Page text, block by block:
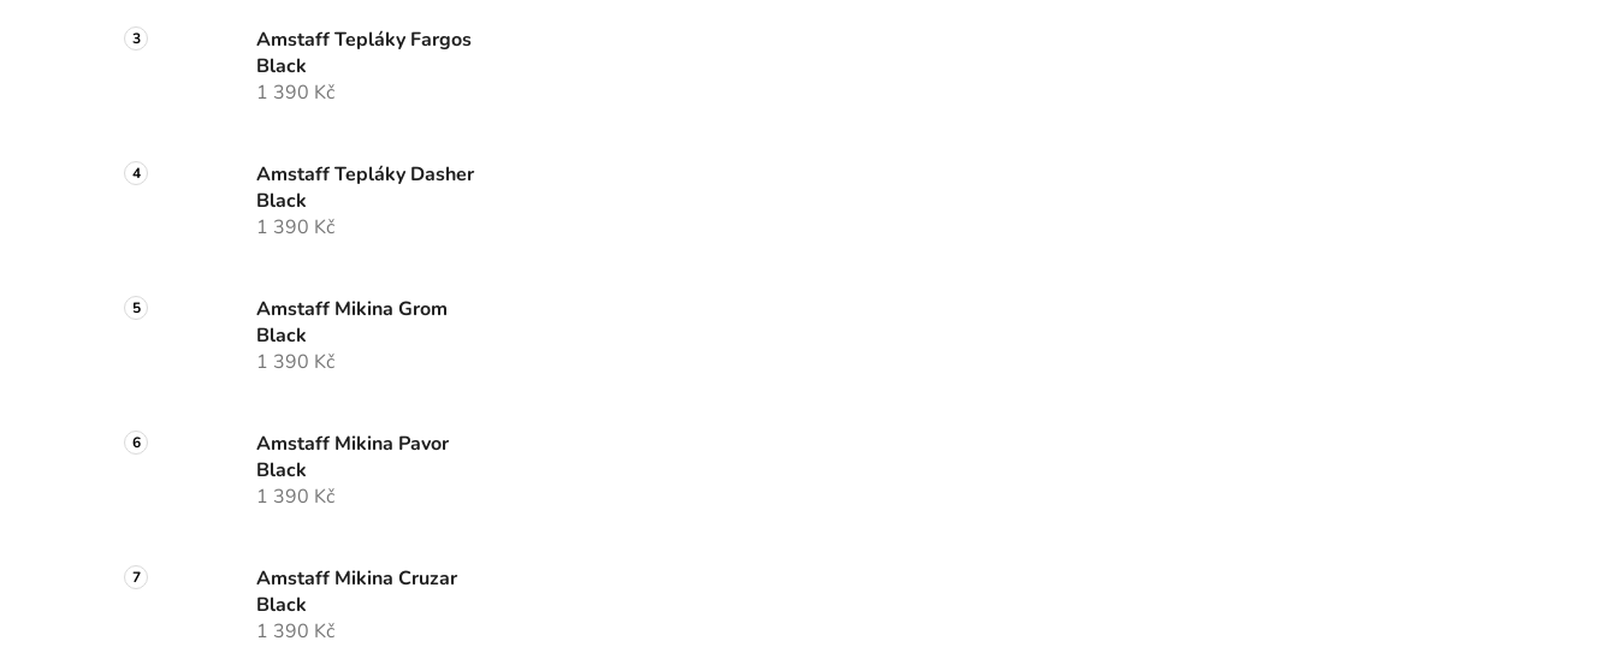
Amstaff Tepláky Fargos
Black
1 390 Kč
Amstaff Tepláky Dasher
Black
1 390 Kč
Amstaff Mikina Grom
Black
1 390 Kč
Amstaff Mikina Pavor
Black
1 390 Kč
Amstaff Mikina Cruzar
Black
1 390 Kč